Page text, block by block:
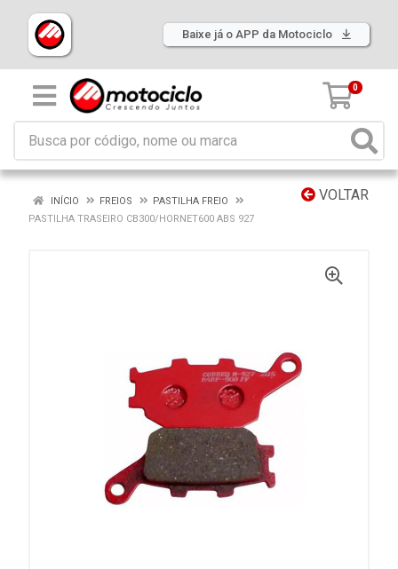
Baixe já o APP da Motociclo
0
VOLTAR
INÍCIO FREIOS
PASTILHA FREIO
PASTILHA TRASEIRO CB300/HORNET600 ABS 927